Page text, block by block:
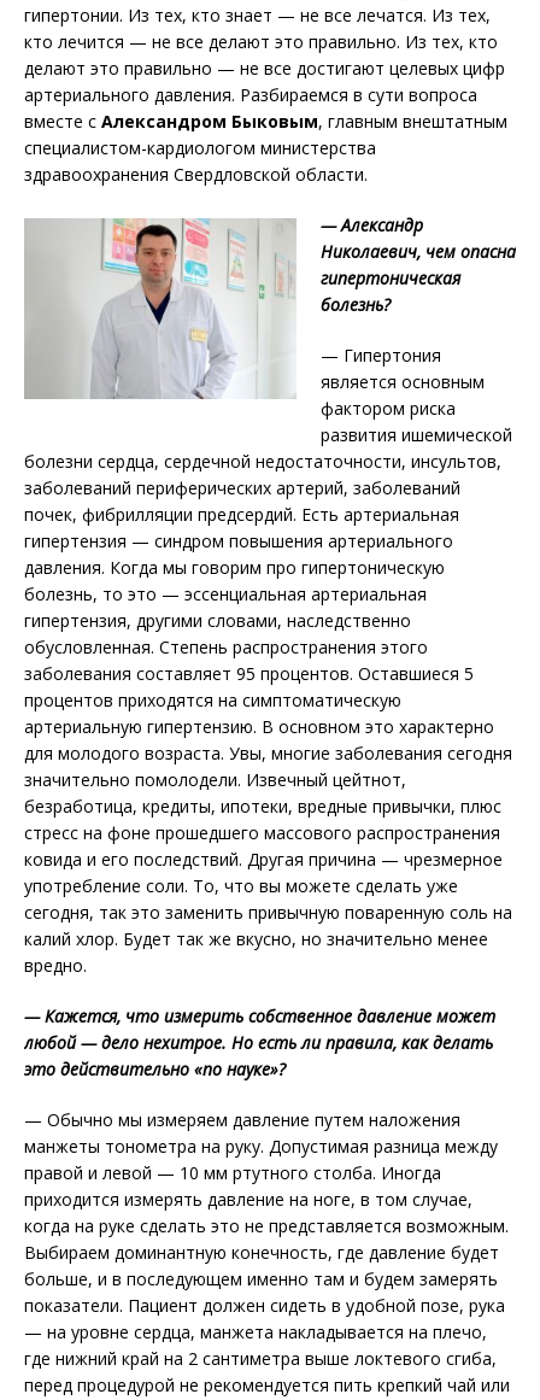
гипертонии. Из тех, кто знает — не все лечатся. Из тех,
кто лечится — не все делают это правильно. Из тех, кто
делают это правильно — не все достигают целевых цифр
артериального давления. Разбираемся в сути вопроса
вместе с Александром Быковым, главным внештатным
специалистом-кардиологом министерства
здравоохранения Свердловской области.
— Александр
Николаевич, чем опасна
гипертоническая
болезнь?
— Гипертония
является основным
фактором риска
развития ишемической
болезни сердца, сердечной недостаточности, инсультов,
заболеваний периферических артерий, заболеваний
почек, фибрилляции предсердий. Есть артериальная
гипертензия — синдром повышения артериального
давления. Когда мы говорим про гипертоническую
болезнь, то это — эссенциальная артериальная
гипертензия, другими словами, наследственно
обусловленная. Степень распространения этого
заболевания составляет 95 процентов. Оставшиеся 5
процентов приходятся на симптоматическую
артериальную гипертензию. В основном это характерно
для молодого возраста. Увы, многие заболевания сегодня
значительно помолодели. Извечный цейтнот,
безработица, кредиты, ипотеки, вредные привычки, плюс
стресс на фоне прошедшего массового распространения
ковида и его последствий. Другая причина — чрезмерное
употребление соли. То, что вы можете сделать уже
сегодня, так это заменить привычную поваренную соль на
калий хлор. Будет так же вкусно, но значительно менее
вредно.
— Кажется, что измерить собственное давление может
любой — дело нехитрое. Но есть ли правила, как делать
это действительно «по науке»?
— Обычно мы измеряем давление путем наложения
манжеты тонометра на руку. Допустимая разница между
правой и левой — 10 мм ртутного столба. Иногда
приходится измерять давление на ноге, в том случае,
когда на руке сделать это не представляется возможным.
Выбираем доминантную конечность, где давление будет
больше, и в последующем именно там и будем замерять
показатели. Пациент должен сидеть в удобной позе, рука
— на уровне сердца, манжета накладывается на плечо,
где нижний край на 2 сантиметра выше локтевого сгиба,
перед процедурой не рекомендуется пить крепкий чай или